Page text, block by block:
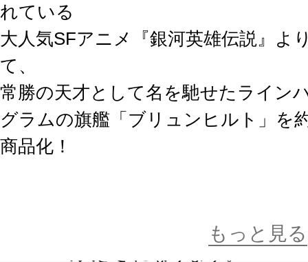
れている
大人気SFアニメ『銀河英雄伝説』よ
て、
常勝の天才として名を馳せたライン
グラムの旗艦「ブリュンヒルト」を
商品化！
・全長約1000mの艦艇を1/3000スケ
もっと見る